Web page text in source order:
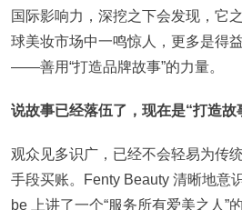
国际影响力，深挖之下会发现，它
球美妆市场中一鸣惊人，更多是得
——善用“打造品牌故事”的力量。
说故事已经落伍了，现在是“打造故
观众见多识广，已经不会轻易为传
手段买账。Fenty Beauty 清晰地意
be 上讲了一个“服务所有爱美之人”的